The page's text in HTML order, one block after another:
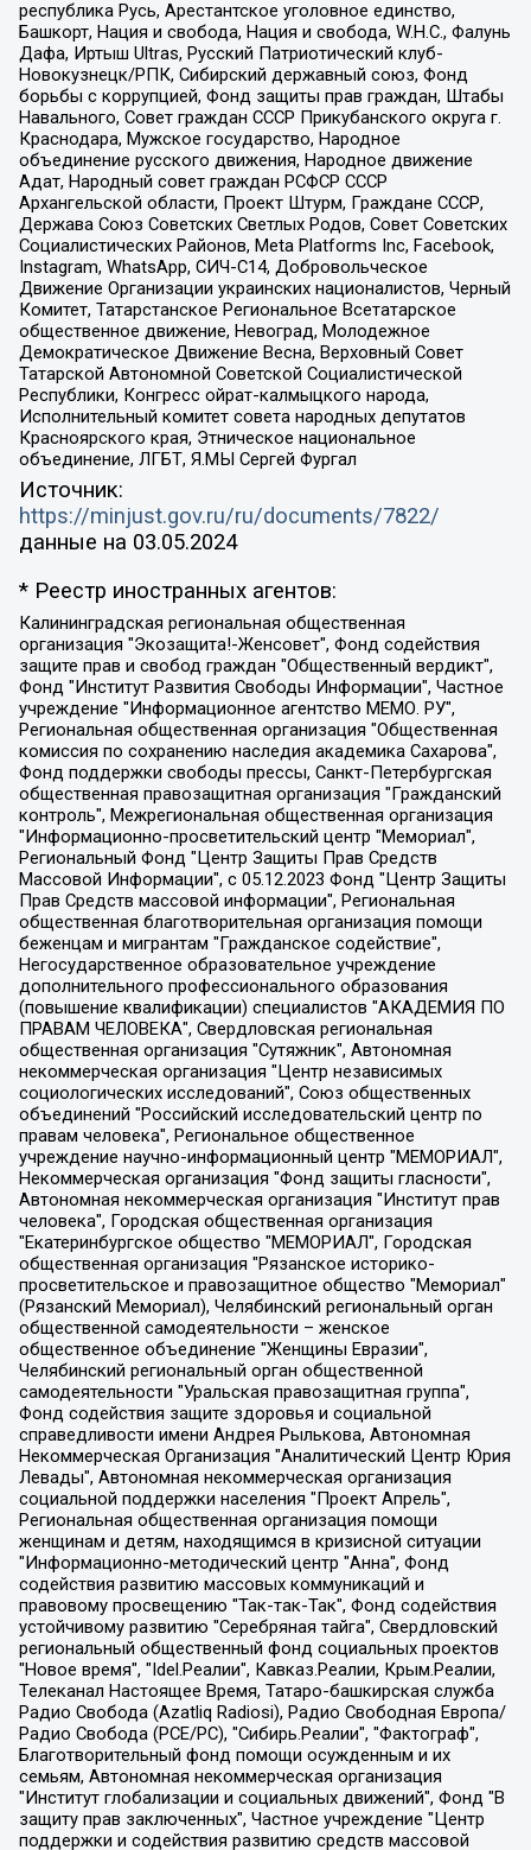
республика Русь, Арестантское уголовное единство,
Башкорт, Нация и свобода, Нация и свобода, W.H.С., Фалунь
Дафа, Иртыш Ultras, Русский Патриотический клуб-
Новокузнецк/РПК, Сибирский державный союз, Фонд
борьбы с коррупцией, Фонд защиты прав граждан, Штабы
Навального, Совет граждан СССР Прикубанского округа г.
Краснодара, Мужское государство, Народное
объединение русского движения, Народное движение
Адат, Народный совет граждан РСФСР СССР
Архангельской области, Проект Штурм, Граждане СССР,
Держава Союз Советских Светлых Родов, Совет Советских
Социалистических Районов, Meta Platforms Inc, Facebook,
Instagram, WhatsApp, СИЧ-С14, Добровольческое
Движение Организации украинских националистов, Черный
Комитет, Татарстанское Региональное Всетатарское
общественное движение, Невоград, Молодежное
Демократическое Движение Весна, Верховный Совет
Татарской Автономной Советской Социалистической
Республики, Конгресс ойрат-калмыцкого народа,
Исполнительный комитет совета народных депутатов
Красноярского края, Этническое национальное
объединение, ЛГБТ, Я.МЫ Сергей Фургал
Источник:
https://minjust.gov.ru/ru/documents/7822/
данные на 03.05.2024
* Реестр иностранных агентов:
Калининградская региональная общественная организация "Экозащита!-Женсовет", Фонд содействия защите прав и свобод граждан "Общественный вердикт", Фонд "Институт Развития Свободы Информации", Частное учреждение "Информационное агентство МЕМО. РУ", Региональная общественная организация "Общественная комиссия по сохранению наследия академика Сахарова", Фонд поддержки свободы прессы, Санкт-Петербургская общественная правозащитная организация "Гражданский контроль", Межрегиональная общественная организация "Информационно-просветительский центр "Мемориал", Региональный Фонд "Центр Защиты Прав Средств Массовой Информации", с 05.12.2023 Фонд "Центр Защиты Прав Средств массовой информации", Региональная общественная благотворительная организация помощи беженцам и мигрантам "Гражданское содействие", Негосударственное образовательное учреждение дополнительного профессионального образования (повышение квалификации) специалистов "АКАДЕМИЯ ПО ПРАВАМ ЧЕЛОВЕКА", Свердловская региональная общественная организация "Сутяжник", Автономная некоммерческая организация "Центр независимых социологических исследований", Союз общественных объединений "Российский исследовательский центр по правам человека", Региональное общественное учреждение научно-информационный центр "МЕМОРИАЛ", Некоммерческая организация "Фонд защиты гласности", Автономная некоммерческая организация "Институт прав человека", Городская общественная организация "Екатеринбургское общество "МЕМОРИАЛ", Городская общественная организация "Рязанское историко-просветительское и правозащитное общество "Мемориал" (Рязанский Мемориал), Челябинский региональный орган общественной самодеятельности – женское общественное объединение "Женщины Евразии", Челябинский региональный орган общественной самодеятельности "Уральская правозащитная группа", Фонд содействия защите здоровья и социальной справедливости имени Андрея Рылькова, Автономная Некоммерческая Организация "Аналитический Центр Юрия Левады", Автономная некоммерческая организация социальной поддержки населения "Проект Апрель", Региональная общественная организация помощи женщинам и детям, находящимся в кризисной ситуации "Информационно-методический центр "Анна", Фонд содействия развитию массовых коммуникаций и правовому просвещению "Так-так-Так", Фонд содействия устойчивому развитию "Серебряная тайга", Свердловский региональный общественный фонд социальных проектов "Новое время", "Idel.Реалии", Кавказ.Реалии, Крым.Реалии, Телеканал Настоящее Время, Татаро-башкирская служба Радио Свобода (Azatliq Radiosi), Радио Свободная Европа/Радио Свобода (PCE/PC), "Сибирь.Реалии", "Фактограф", Благотворительный фонд помощи осужденным и их семьям, Автономная некоммерческая организация "Институт глобализации и социальных движений", Фонд "В защиту прав заключенных", Частное учреждение "Центр поддержки и содействия развитию средств массовой информации", Пензенский региональный общественный благотворительный фонд "Гражданский союз", "Север.Реалии", Некоммерческая организация Фонд "Правовая инициатива", Общество с ограниченной ответственностью "Радио Свободная Европа/Радио Свобода", Чешское информационное агентство "MEDIUM-ORIENT", Красноярская региональная общественная организация "Мы против СПИДа", Камалягин Денис Николаевич, Маркелов Сергей Евгеньевич, Пономарев Лев Александрович, Савицкая Людмила Алексеевна, Автономная некоммерческая организация "Центр по работе с проблемой насилия "НАСИЛИЮ.НЕТ", Межрегиональный профессиональный союз работников здравоохранения "Альянс врачей", Юридическое лицо, зарегистрированное в Латвийской Республике, SIA "Medusa Project" (регистрационный номер 40103797863, дата регистрации 10.06.2014), Некоммерческая организация "Фонд по борьбе с коррупцией", Автономная некоммерческая организация "Институт права и публичной политики", Баданин Роман Сергеевич, Гликин Максим Александрович, Железнова Мария Михайловна, Лукьянова Юлия Сергеевна, Маетная Елизавета Витальевна, Маняхин Петр Борисович, Чуракова Ольга Владимировна, Ярош Юлия Петровна, Юридическое лицо "The Insider SIA", зарегистрированное в Риге, Латвийская Республика (дата регистрации 26.06.2015), являющееся администратором доменного имени интернет-издания "The Insider SIA", https://theins.ru, Постернак Алексей Евгеньевич, Рубин Михаил Аркадьевич, Анин Роман Александрович, Юридическое лицо Istories fonds, зарегистрированное в Латвийской Республике (регистрационный номер 50008295751, дата регистрации 24.02.2020), Великовский Дмитрий Александрович, Долинина Ирина Николаевна, Мароховская Алеся Алексеевна, Шлейнов Роман Юрьевич, Шмагун Олеся Валентиновна, Общество с ограниченной ответственностью "Альтаир 2021", Общество с ограниченной ответственностью "Вега 2021", Общество с ограниченной ответственностью "Главный редактор 2021", Общество с ограниченной ответственностью "Ромашки монолит", Важенков Артем Валерьевич, Ивановская областная общественная организация "Центр гендерных исследований", Гурман Юрий Альбертович, Медиапроект "ОВД-Инфо", Егоров Владимир Владимирович, Жилинский Владимир Александрович, Общество с ограниченной ответственностью "ЗП", Иванова София Юрьевна, Карезина Инна Павловна, Кильтау Екатерина Викторовна, Петров Алексей Викторович, Пискунов Сергей Евгеньевич, Смирнов Сергей Сергеевич, Тихонов Михаил Сергеевич, Общество с ограниченной ответственностью "ЖУРНАЛИСТ-ИНОСТРАННЫЙ АГЕНТ", Арапова Галина Юрьевна, Вольтская Татьяна Анатольевна, Американская компания "Mason G.E.S. Anonymous Foundation" (США), являющаяся владельцем интернет-издания https://mnews.world/, Компания "Stichting Bellingcat", зарегистрированная в Нидерландах (дата регистрации 11.07.2018), Захаров Андрей Вячеславович, Клепиковская Екатерина Дмитриевна, Общество с ограниченной ответственностью "МЕМО", Перл Роман Александрович, Симонов Евгений Алексеевич, Соловьева Елена Анатольевна, Сотников Даниил Владимирович, Сурначева Елизавета Дмитриевна, Автономная некоммерческая организация по защите прав человека и информированию населения "Якутия – Наше Мнение", Общество с ограниченной ответственностью "Москоу диджитал медиа", с 26.01.2023 Общество с ограниченной ответственностью "Чайка Белые сады", Ветошкина Валерия Валерьевна, Заговора Максим Александрович, Межрегиональное общественное движение "Российская ЛГБТ - сеть", Оленичев Максим Владимирович, Павлов Иван Юрьевич, Скворцова Елена Сергеевна, Общество с ограниченной ответственностью "Как бы инагент", Кочетков Игорь Викторович, Общество с ограниченной ответственностью "Честные выборы", Еланчик Олег Александрович, Общество с ограниченной ответственностью "Нобелевский призыв", Гималова Регина Эмилевна, Григорьев Андрей Валерьевич, Григорьева Алина Александровна, Ассоциация по содействию защите прав призывников, альтернативнослужащих и военнослужащих "Правозащитная группа "Гражданин.Армия.Право", Хисамова Регина Фаритовна, Автономная некоммерческая организация по реализации социально-правовых программ "Лилит", Дальневосточное общественное движение "Маяк", Санкт-Петербургская ЛГБТ-инициативная группа "Выход", Инициативная группа ЛГБТ+ "Реверс", Алексеев Андрей Викторович, Бекбулатова Таисия Львовна, Беляев Иван Михайлович, Владыкина Елена Сергеевна, Гельман Марат Александрович, Никульшина Вероника Юрьевна, Толоконникова Надежда Андреевна, Шендерович Виктор Анатольевич, Общество с ограниченной ответственностью "Данное сообщение", Общество с ограниченной ответственностью Издательский дом "Новая глава", Айнбиндер Александра Александровна, Московский комьюнити-центр для ЛГБТ+инициатив, Благотворительный фонд развития филантропии, Deutsche Welle (Германия, Kurt-Schumacher-Strasse 3, 53113 Bonn), Борзунова Мария Михайловна, Воробьев Виктор Викторович, Голубева Анна Львовна, Константинова Алла Михайловна, Малкова Ирина Владимировна, Мурадов Мурад Абдулгалимович, Осетинская Елизавета Николаевна, Понасенков Евгений Николаевич, Ганапольский Матвей Юрьевич, Киселев Евгений Алексеевич, Борухович Ирина Григорьевна, Дремин Иван Тимофеевич, Дубровский Дмитрий Викторович, Красноярская региональная общественная организация поддержки и развития альтернативных образовательных технологий и межкультурных коммуникаций "ИНТЕРРА", Маяковская Екатерина Алексеевна, Фейгин Марк Захарович, Филимонов Андрей Викторович, Дзугкоева Регина Николаевна, Доброхотов Роман Александрович, Дудь Юрий Александрович, Елкин Сергей Владимирович, Кругликов Кирилл Игоревич, Сабунаева Мария Леонидовна, Семенов Алексей Владимирович, Шаинян Карен Багратович, Шульман Екатерина Михайловна, Асафьев Артур Валерьевич, Вахштайн Виктор Семенович, Венедиктов Алексей Алексеевич, Лушникова Екатерина Евгеньевна, Волков Леонид Михайлович, Невзоров Александр Глебович, Пархоменко Сергей Борисович, Сироткин Ярослав Николаевич, Кара-Мурза Владимир Владимирович, Баранова Наталья Владимировна, Гозман Леонид Яковлевич, Кагарлицкий Борис Юльевич, Климарев Михаил Валерьевич, Милов Владимир Станиславович, Автономная некоммерческая организация Краснодарский центр современного искусства "Типография", Моргенштерн Алишер Тагирович, Соболь Любовь Эдуардовна, Общество с ограниченной ответственностью "ЛИЗА НОРМ", Каспаров Гарри Кимович, Ходорковский Михаил Борисович, Общество с ограниченной ответственностью "Апрельские тезисы", Данилович Ирина Брониславовна, Кашин Олег Владимирович, Петров Николай Владимирович, Пивоваров Алексей Владимирович, Соколов Михаил Владимирович, Цветкова Юлия Владимировна, Чичваркин Евгений Александрович, Комитет против пыток/Команда против пыток, Общество с ограниченной ответственностью "Первый научный", Общество с ограниченной ответственностью "Вертолет и ко", Белоцерковская Вероника Борисовна, Кац Максим Евгеньевич, Лазарева Татьяна Юрьевна, Шаведдинов Руслан Табризович, Яшин Илья Валерьевич, Общество с ограниченной ответственностью "Иноагент ААВ", Алешковский Дмитрий Петрович, Альбац Евгения Марковна, Быков Дмитрий Львович, Галямина Юлия Евгеньевна, Лойко Сергей Леонидович, Мартынов Кирилл Константинович, Медведев Сергей Александрович, Крашенинников Федор Геннадиевич, Гордеева Катерина Вл